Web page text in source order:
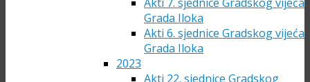
Grada Iloka
Akti 6. sjednice Gradskog vijeća
Grada Iloka
2023
Akti 22. sjednice Gradskog